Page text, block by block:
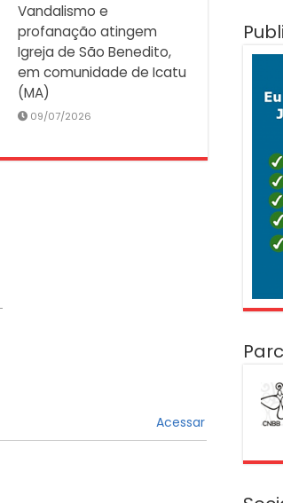
Vandalismo e
profanação atingem
Igreja de São Benedito,
em comunidade de Icatu
(MA)
09/07/2026
Acessar